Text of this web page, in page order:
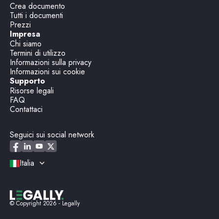
© Copyright 2026 - Legally
Crea documento
Tutti i documenti
Prezzi
Impresa
Chi siamo
Termini di utilizzo
Informazioni sulla privacy
Informazioni sui cookie
Supporto
Risorse legali
FAQ
Contattaci
Seguici sui social network
Italia